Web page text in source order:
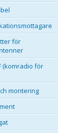
för
(komradio för
montering